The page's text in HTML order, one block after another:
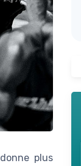
plus